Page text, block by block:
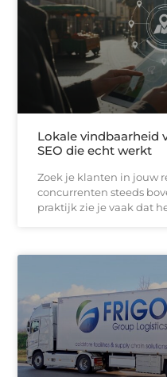
Lokale vindbaarheid
SEO die echt werkt
Zoek je klanten in jouw
concurrenten steeds
praktijk zie je vaak dat